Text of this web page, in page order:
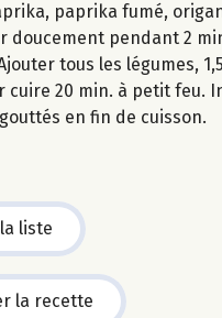
paprika fumé,
doucement pendant 2
tous les légumes,
cuire 20 min. à petit feu.
en fin de cuisson.
liste
la recette